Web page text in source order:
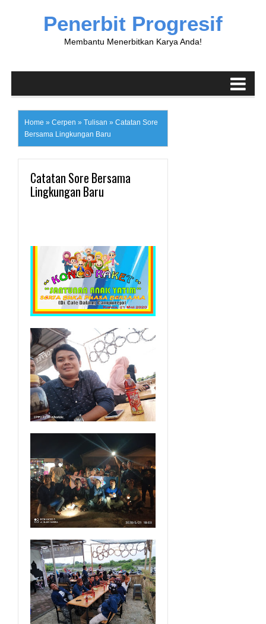
Penerbit Progresif
Membantu Menerbitkan Karya Anda!
Home » Cerpen » Tulisan » Catatan Sore
Bersama Lingkungan Baru
Catatan Sore Bersama
Lingkungan Baru